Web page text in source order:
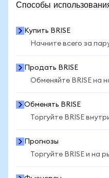
Способы
Купить BRISE
Начните всего за
Продать BRISE
Обменяйте BRISE на
Обменять BRISE
Торгуйте BRISE
Прогнозы
Торгуйте BRISE и на